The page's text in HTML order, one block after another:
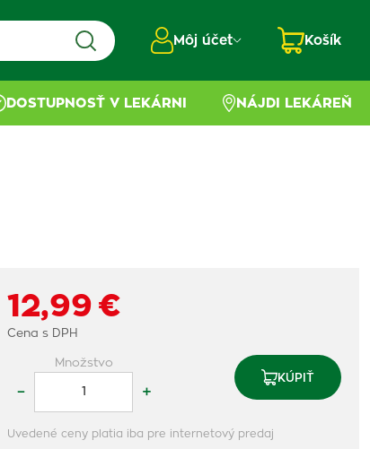
Môj účet Košík
DOSTUPNOSŤ V LEKÁRNI NÁJDI LEKÁREŇ
12,99 €
Cena s DPH
Množstvo
– +
KÚPIŤ
Uvedené ceny platia iba pre internetový predaj